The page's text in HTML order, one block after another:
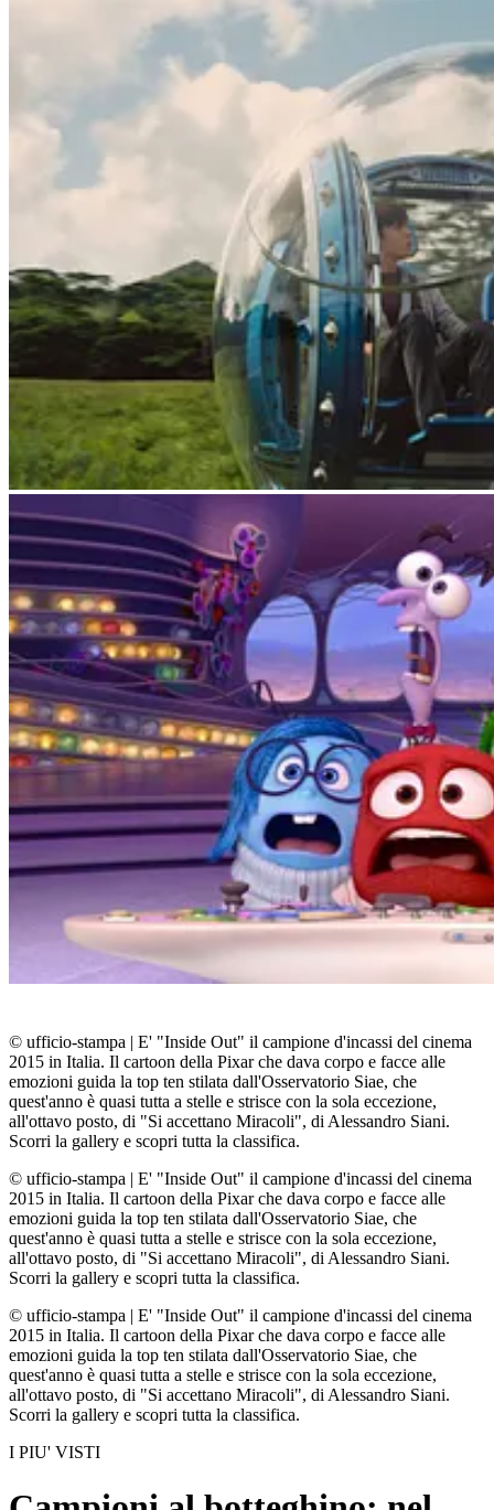
© ufficio-stampa | E' "Inside Out" il campione d'incassi del cinema
2015 in Italia. Il cartoon della Pixar che dava corpo e facce alle
emozioni guida la top ten stilata dall'Osservatorio Siae, che
quest'anno è quasi tutta a stelle e strisce con la sola eccezione,
all'ottavo posto, di "Si accettano Miracoli", di Alessandro Siani.
Scorri la gallery e scopri tutta la classifica.
© ufficio-stampa | E' "Inside Out" il campione d'incassi del cinema
2015 in Italia. Il cartoon della Pixar che dava corpo e facce alle
emozioni guida la top ten stilata dall'Osservatorio Siae, che
quest'anno è quasi tutta a stelle e strisce con la sola eccezione,
all'ottavo posto, di "Si accettano Miracoli", di Alessandro Siani.
Scorri la gallery e scopri tutta la classifica.
© ufficio-stampa | E' "Inside Out" il campione d'incassi del cinema
2015 in Italia. Il cartoon della Pixar che dava corpo e facce alle
emozioni guida la top ten stilata dall'Osservatorio Siae, che
quest'anno è quasi tutta a stelle e strisce con la sola eccezione,
all'ottavo posto, di "Si accettano Miracoli", di Alessandro Siani.
Scorri la gallery e scopri tutta la classifica.
I PIU' VISTI